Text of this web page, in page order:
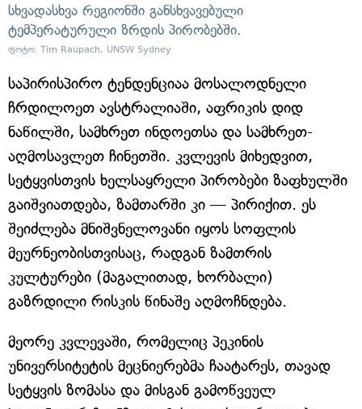
სხვადასხვა რეგიონში განსხვავებული
ტემპერატურული ზრდის პირობებში.
ფოტო: Tim Raupach, UNSW Sydney
საპირისპირო ტენდენციაა მოსალოდნელი
ჩრდილოეთ ავსტრალიაში, აფრიკის დიდ
ნაწილში, სამხრეთ ინდოეთსა და სამხრეთ-
აღმოსავლეთ ჩინეთში. კვლევის მიხედვით,
სეტყვისთვის ხელსაყრელი პირობები ზაფხულში
გაიშვიათდება, ზამთარში კი — პირიქით. ეს
შეიძლება მნიშვნელოვანი იყოს სოფლის
მეურნეობისთვისაც, რადგან ზამთრის
კულტურები (მაგალითად, ხორბალი)
გაზრდილი რისკის წინაშე აღმოჩნდება.
მეორე კვლევაში, რომელიც პეკინის
უნივერსიტეტის მეცნიერებმა ჩაატარეს, თავად
სეტყვის ზომასა და მისგან გამოწვეულ